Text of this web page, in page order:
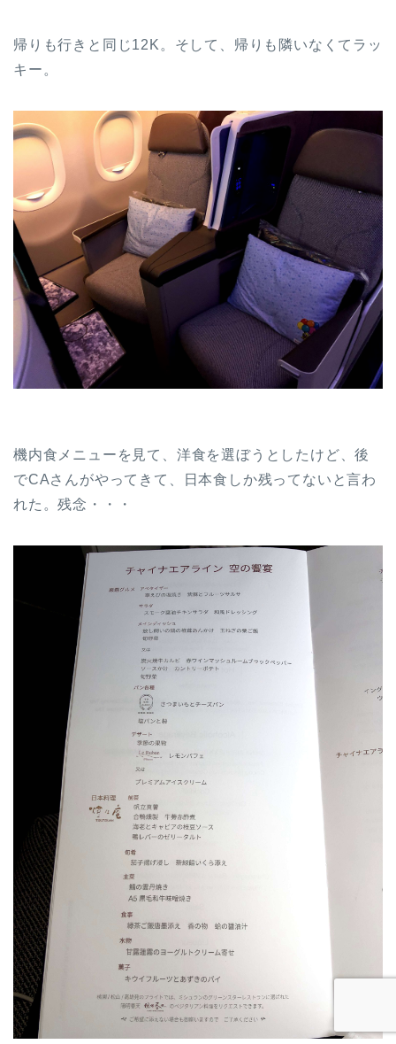
帰りも行きと同じ12K。そして、帰りも隣いなくてラッ
キー。
機内食メニューを見て、洋食を選ぼうとしたけど、後
でCAさんがやってきて、日本食しか残ってないと言わ
れた。残念・・・